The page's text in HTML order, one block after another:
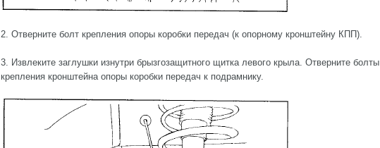
2. Отверните болт крепления опоры коробки передач (к опорному кронштейну КПП).
3. Извлеките заглушки изнутри брызгозащитного щитка левого крыла. Отверните болты
крепления кронштейна опоры коробки передач к подрамнику.